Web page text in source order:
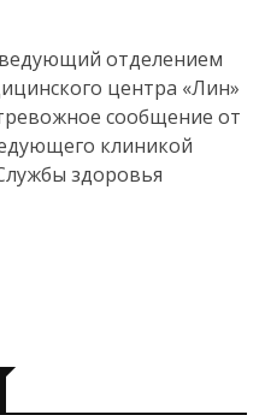
отделением
центра «Лин»
сообщение от
клиникой
здоровья